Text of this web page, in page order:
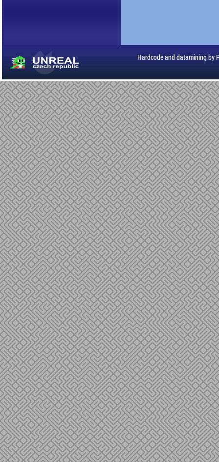
Hardcode and datamining by